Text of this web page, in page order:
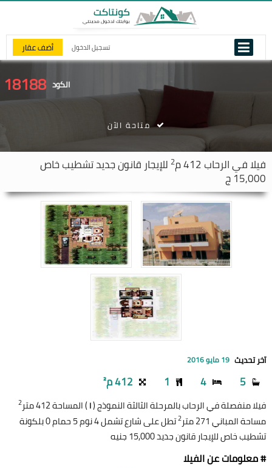
تسجيل الدخول أضف عقار
الكود 18188
فيلا فيالرحاب 2 للإيجار قانون جديد تشطيب خاص
15,000 ج
متاحة الآن
آخر تحديث 19 مايو 2016
5
4
1 412 م²
فيلا منفصلة في الرحاب بالمرحلة الثالثة النموذج (I) المساحة 412 متر 2
مساحة المباني 271 متر 2
تطل على شارع تشمل 4 نوم 5 حمام 0 بلكونة
تشطيب خاص للإيجار قانون جديد 15,000 جنيه
# معلومات عن الفيلا